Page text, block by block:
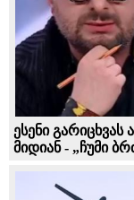
ესენი გარიცხვას
მიდიან - „ჩუმი